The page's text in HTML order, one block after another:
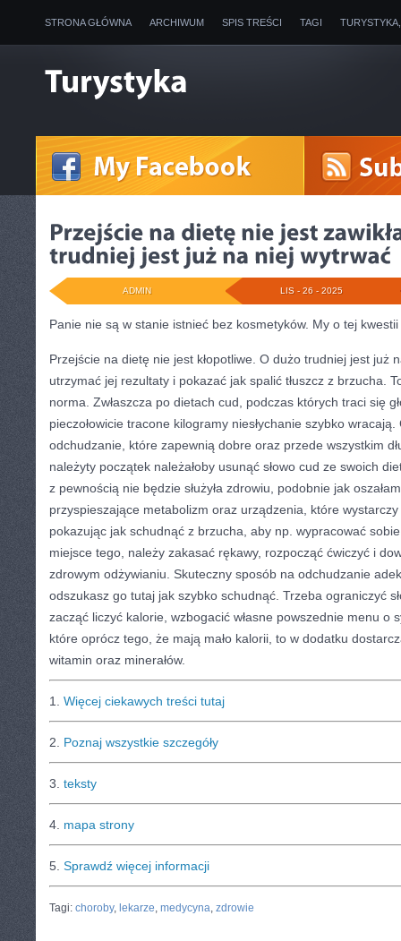
STRONA GŁÓWNA ARCHIWUM SPIS TREŚCI TAGI
LIS - 26 - 2025
ADMIN
Panie nie są w stanie istnieć bez kosmetyków. My o tej kwestii
Przejście na dietę nie jest kłopotliwe. O dużo trudniej jest już
utrzymać jej rezultaty i pokazać jak spalić tłuszcz z brzucha.
norma. Zwłaszcza po dietach cud, podczas których traci się
pieczołowicie tracone kilogramy niesłychanie szybko
odchudzanie, które zapewnią dobre oraz przede wszystkim
należyty początek należałoby usunąć słowo cud ze swoich
z pewnością nie będzie służyła zdrowiu, podobnie jak
przyspieszające metabolizm oraz urządzenia, które
pokazując jak schudnąć z brzucha, aby np. wypracować
miejsce tego, należy zakasać rękawy, rozpocząć ćwiczyć i
zdrowym odżywianiu. Skuteczny sposób na odchudzanie
odszukasz go tutaj jak szybko schudnąć. Trzeba ograniczyć
zacząć liczyć kalorie, wzbogacić własne powszednie menu o
które oprócz tego, że mają mało kalorii, to w dodatku
witamin oraz minerałów.
1. Więcej ciekawych treści tutaj
2. Poznaj wszystkie szczegóły
3. teksty
4. mapa strony
5. Sprawdź więcej informacji
Tagi: choroby, lekarze, medycyna, zdrowie